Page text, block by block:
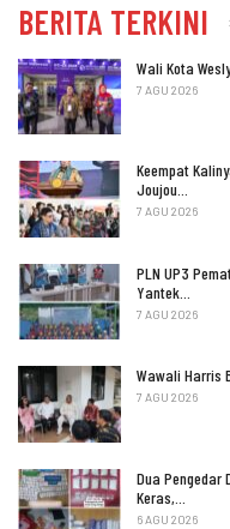
BERITA TERKINI
Wali Kota
7 AGU 2026
Keempat
Joujou…
7 AGU 2026
PLN UP3
Yantek…
7 AGU 2026
Wawali Harris
7 AGU 2026
Dua Pengedar
Keras,…
6 AGU 2026